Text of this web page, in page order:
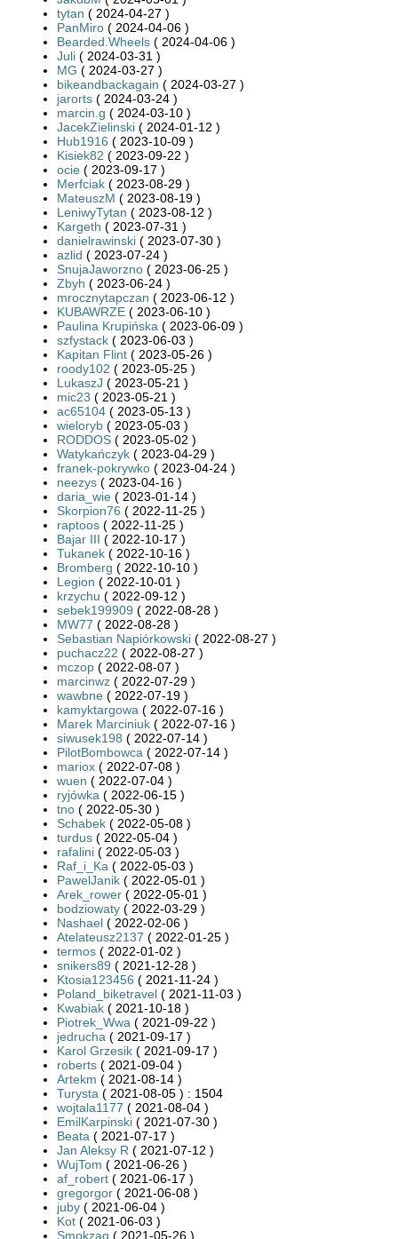
tytan ( 2024-04-27 )
PanMiro ( 2024-04-06 )
Bearded.Wheels ( 2024-04-06 )
Juli ( 2024-03-31 )
MG ( 2024-03-27 )
bikeandbackagain ( 2024-03-27 )
jarorts ( 2024-03-24 )
marcin.g ( 2024-03-10 )
JacekZielinski ( 2024-01-12 )
Hub1916 ( 2023-10-09 )
Kisiek82 ( 2023-09-22 )
ocie ( 2023-09-17 )
Merfciak ( 2023-08-29 )
MateuszM ( 2023-08-19 )
LeniwyTytan ( 2023-08-12 )
Kargeth ( 2023-07-31 )
danielrawinski ( 2023-07-30 )
azlid ( 2023-07-24 )
SnujaJaworzno ( 2023-06-25 )
Zbyh ( 2023-06-24 )
mrocznytapczan ( 2023-06-12 )
KUBAWRZE ( 2023-06-10 )
Paulina Krupińska ( 2023-06-09 )
szfystack ( 2023-06-03 )
Kapitan Flint ( 2023-05-26 )
roody102 ( 2023-05-25 )
LukaszJ ( 2023-05-21 )
mic23 ( 2023-05-21 )
ac65104 ( 2023-05-13 )
wieloryb ( 2023-05-03 )
RODDOS ( 2023-05-02 )
Watykańczyk ( 2023-04-29 )
franek-pokrywko ( 2023-04-24 )
neezys ( 2023-04-16 )
daria_wie ( 2023-01-14 )
Skorpion76 ( 2022-11-25 )
raptoos ( 2022-11-25 )
Bajar III ( 2022-10-17 )
Tukanek ( 2022-10-16 )
Bromberg ( 2022-10-10 )
Legion ( 2022-10-01 )
krzychu ( 2022-09-12 )
sebek199909 ( 2022-08-28 )
MW77 ( 2022-08-28 )
Sebastian Napiórkowski ( 2022-08-27 )
puchacz22 ( 2022-08-27 )
mczop ( 2022-08-07 )
marcinwz ( 2022-07-29 )
wawbne ( 2022-07-19 )
kamyktargowa ( 2022-07-16 )
Marek Marciniuk ( 2022-07-16 )
siwusek198 ( 2022-07-14 )
PilotBombowca ( 2022-07-14 )
mariox ( 2022-07-08 )
wuen ( 2022-07-04 )
ryjówka ( 2022-06-15 )
tno ( 2022-05-30 )
Schabek ( 2022-05-08 )
turdus ( 2022-05-04 )
rafalini ( 2022-05-03 )
Raf_i_Ka ( 2022-05-03 )
PawelJanik ( 2022-05-01 )
Arek_rower ( 2022-05-01 )
bodziowaty ( 2022-03-29 )
Nashael ( 2022-02-06 )
Atelateusz2137 ( 2022-01-25 )
termos ( 2022-01-02 )
snikers89 ( 2021-12-28 )
Ktosia123456 ( 2021-11-24 )
Poland_biketravel ( 2021-11-03 )
Kwabiak ( 2021-10-18 )
Piotrek_Wwa ( 2021-09-22 )
jedrucha ( 2021-09-17 )
Karol Grzesik ( 2021-09-17 )
roberts ( 2021-09-04 )
Artekm ( 2021-08-14 )
Turysta ( 2021-08-05 ) : 1504
wojtala1177 ( 2021-08-04 )
EmilKarpinski ( 2021-07-30 )
Beata ( 2021-07-17 )
Jan Aleksy R ( 2021-07-12 )
WujTom ( 2021-06-26 )
af_robert ( 2021-06-17 )
gregorgor ( 2021-06-08 )
juby ( 2021-06-04 )
Kot ( 2021-06-03 )
Smokzaq ( 2021-05-26 )